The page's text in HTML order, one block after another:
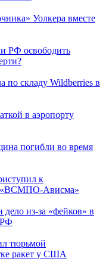
Уолкера вместе
РФ освободить
по складу Wildberries в
в аэропорту
погибли во время
к
«ВСМПО-Ависма»
дело из-за «фейков» в
РФ
тюрьмой
ракет у США